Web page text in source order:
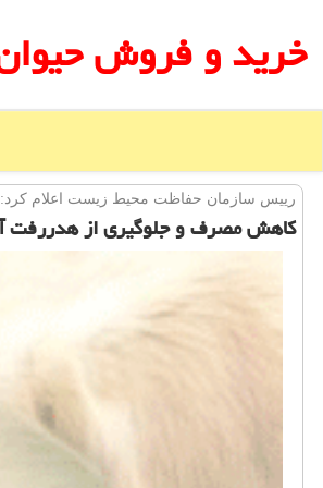
خرید و فروش
رییس سازمان حفاظت محیط زیست اعلام كرد:
كاهش مصرف و جلوگیری از هدررفت